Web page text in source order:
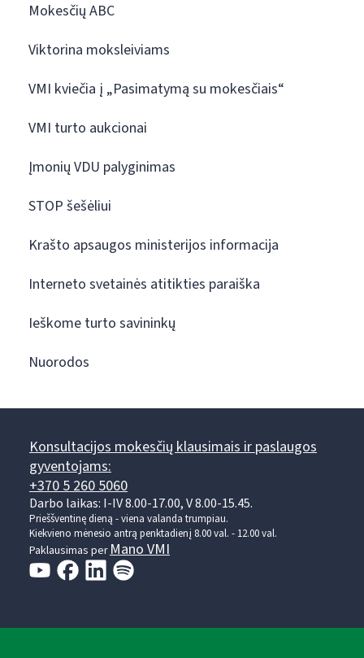
Mokesčių ABC
Viktorina moksleiviams
VMI kviečia į „Pasimatymą su mokesčiais“
VMI turto aukcionai
Įmonių VDU palyginimas
STOP šešėliui
Krašto apsaugos ministerijos informacija
Interneto svetainės atitikties paraiška
Ieškome turto savininkų
Nuorodos
Konsultacijos mokesčių klausimais ir paslaugos
gyventojams:
+370 5 260 5060
Darbo laikas: I-IV 8.00-17.00, V 8.00-15.45.
Prieššventinę dieną - viena valanda trumpiau.
Kiekvieno mėnesio antrą penktadienį 8.00 val. - 12.00 val.
Paklausimas perMano VMI